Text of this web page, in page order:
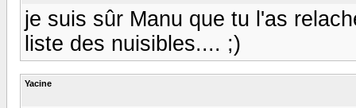
je suis sûr Manu que tu l'as
liste des nuisibles.... ;)
Yacine